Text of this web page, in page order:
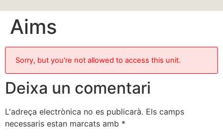
Aims
Sorry, but you're not allowed to access this unit.
Deixa un comentari
L'adreça electrònica no es publicarà. Els camps
necessaris estan marcats amb *